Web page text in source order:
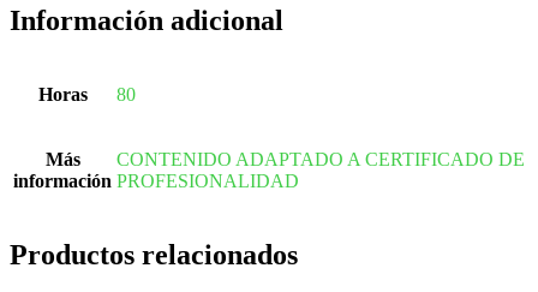
Información adicional
Horas 80
Más
información
CONTENIDO ADAPTADO A CERTIFICADO DE
PROFESIONALIDAD
Productos relacionados